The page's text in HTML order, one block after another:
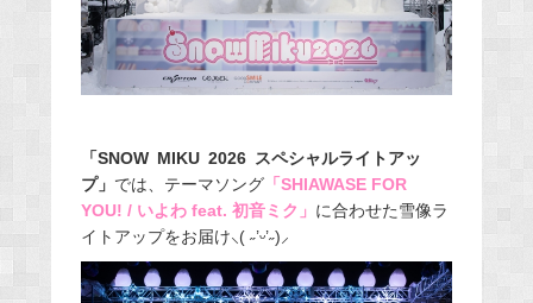
「SNOW MIKU 2026 スペシャルライトアッ
プ」 では、テーマソング「SHIAWASE FOR
YOU! / いよわ feat. 初音ミク」 に合わせた雪像ラ
イトアップをお届け⸜( ˶’ᵕ’˶)⸝